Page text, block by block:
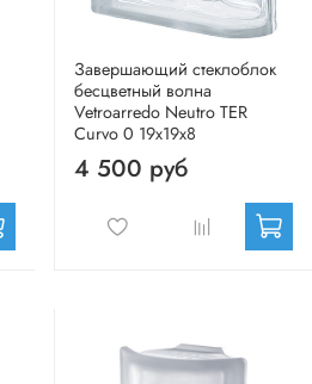
Завершающий стеклоблок
бесцветный волна
Vetroarredo Neutro TER
Curvo 0 19x19x8
4 500 руб